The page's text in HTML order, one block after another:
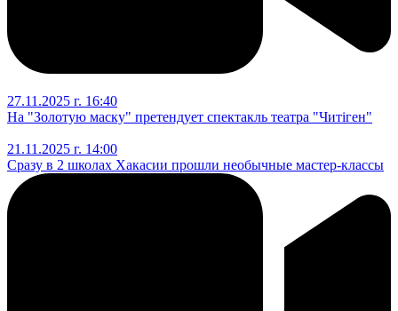
27.11.2025 г. 16:40
На "Золотую маску" претендует спектакль театра "Читiген"
21.11.2025 г. 14:00
Сразу в 2 школах Хакасии прошли необычные мастер-классы